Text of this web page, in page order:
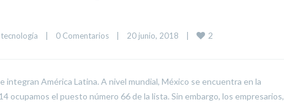
0 Comentarios 20 junio, 2018 2
América Latina. A nivel mundial, México se encuentra en la
ocupamos el puesto número 66 de la lista. Sin embargo, los empresarios,